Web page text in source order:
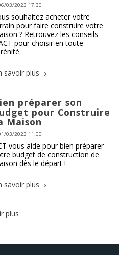
03/2023 17:30
souhaitez acheter votre
pour faire construire votre
? Retrouvez les conseils
pour choisir en toute
savoir plus
préparer son
pour Construire
Maison
03/2023 11:00
vous aide pour bien préparer
budget de construction de
dès le départ !
savoir plus
plus